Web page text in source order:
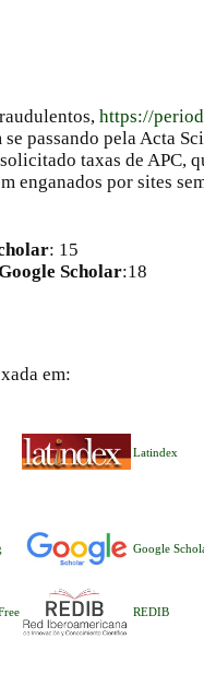
https://
se passando pela Acta
taxas de APC,
enganados por sites
: 15
Scholar:18
em:
Latindex
Google
REDIB